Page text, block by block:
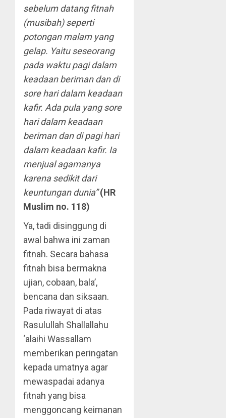
sebelum datang fitnah
(musibah) seperti
potongan malam yang
gelap. Yaitu seseorang
pada waktu pagi dalam
keadaan beriman dan di
sore hari dalam keadaan
kafir. Ada pula yang sore
hari dalam keadaan
beriman dan di pagi hari
dalam keadaan kafir. Ia
menjual agamanya
karena sedikit dari
keuntungan dunia” (HR
Muslim no. 118)
Ya, tadi disinggung di
awal bahwa ini zaman
fitnah. Secara bahasa
fitnah bisa bermakna
ujian, cobaan, bala’,
bencana dan siksaan.
Pada riwayat di atas
Rasulullah Shallallahu
‘alaihi Wassallam
memberikan peringatan
kepada umatnya agar
mewaspadai adanya
fitnah yang bisa
menggoncang keimanan